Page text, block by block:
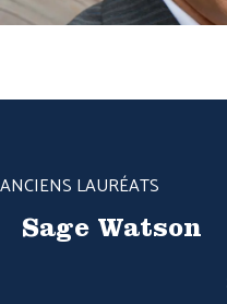
ANCIENS LAURÉATS
Sage Watson